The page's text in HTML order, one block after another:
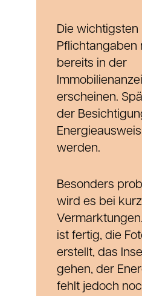
Die wichtigsten
Pflichtangaben
bereits in der
erscheinen.
der
werden.
Besonders
wird es bei
ist fertig, die
erstellt, das
gehen, der
fehlt jedoch